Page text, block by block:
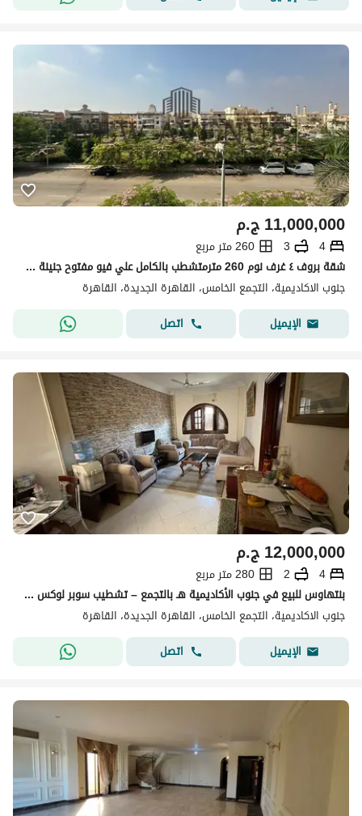
ج.م11,000,000
4
3
260 متر مربع
شقة بروف ٤ غرف نوم 260 مترمتشطب بالكامل علي فيو مفتوح جنينة في جنوب الاكاديمية ganob alacadmya
جنوب الاكاديمية، التجمع الخامس، القاهرة الجديدة، القاهرة
الإيميل
اتصل
ج.م12,000,000
4
2
280 متر مربع
بنتهاوس للبيع في جنوب الأكاديمية هـ بالتجمع – تشطيب سوبر لوكس وفيو مميز على جاردن
جنوب الاكاديمية، التجمع الخامس، القاهرة الجديدة، القاهرة
الإيميل
اتصل